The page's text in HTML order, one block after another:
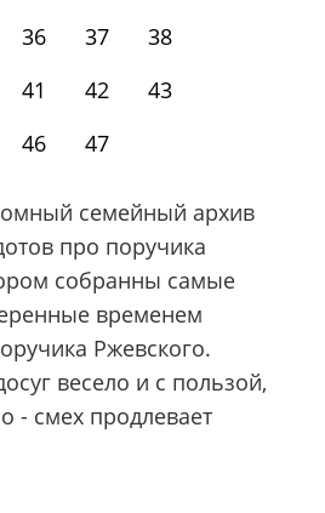
36 37
38
41 42
43
46 47
семейный архив
про поручика
собранны самые
временем
Ржевского.
весело и с пользой,
- смех продлевает